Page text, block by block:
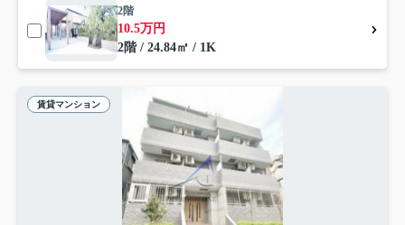
2階
10.5万円
2階 / 24.84㎡ / 1K
賃貸マンション